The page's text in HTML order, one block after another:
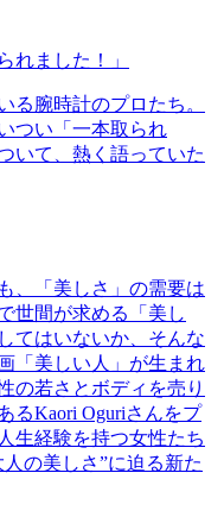
れました！」
る腕時計のプロたち。
つい「一本取られ
いて、熱く語っていた
、「美しさ」の需要は
世間が求める「美し
てはいないか、そんな
「美しい人」が生まれ
の若さとボディを売り
るKaori Oguriさんをプ
生経験を持つ女性たち
の美しさ”に迫る新た